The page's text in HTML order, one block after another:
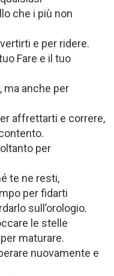
che i più non
e per ridere.
Fare e il tuo
ma anche per
affrettarti e correre,
per
te ne resti,
per fidarti
sull’orologio.
le stelle
maturare.
nuovamente e